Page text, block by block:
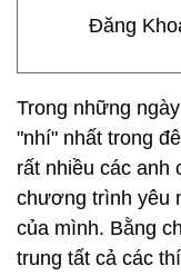
Đăng
Trong những
"nhí" nhất trong
rất nhiều các anh
chương trình yêu
của mình. Bằng
trung tất cả các